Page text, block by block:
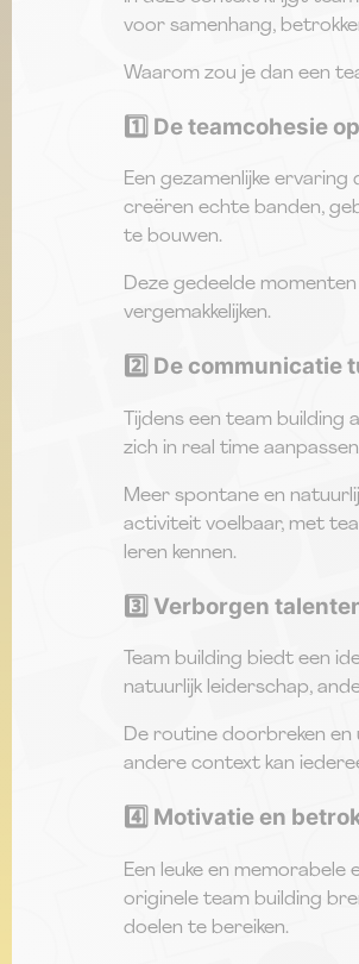
voor samenhang,
Waarom zou je dan een
1️⃣ De teamcohesie
Een gezamenlijke
creëren echte banden,
te bouwen.
Deze gedeelde
vergemakkelijken.
2️⃣ De communicatie
Tijdens een team
zich in real time
Meer spontane en
activiteit voelbaar, met
leren kennen.
3️⃣ Verborgen
Team building biedt een
natuurlijk leiderschap,
De routine doorbreken en
andere context kan
4️⃣ Motivatie en
Een leuke en
originele team building
doelen te bereiken.